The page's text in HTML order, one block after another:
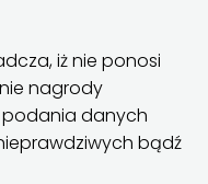
iż nie ponosi
nagrody
podania danych
bądź